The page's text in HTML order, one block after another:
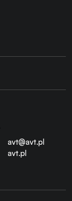
avt@avt.pl
avt.pl